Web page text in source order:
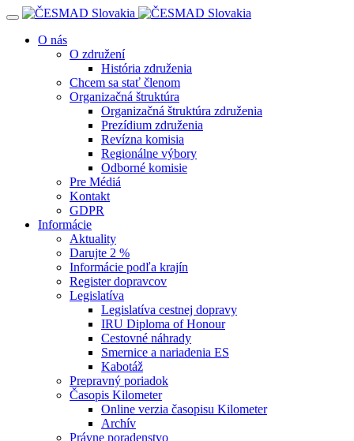
Navigácia
O nás
O združení
História združenia
Chcem sa stať členom
Organizačná štruktúra
Organizačná štruktúra združenia
Prezídium združenia
Revízna komisia
Regionálne výbory
Odborné komisie
Pre Médiá
Kontakt
GDPR
Informácie
Aktuality
Darujte 2 %
Informácie podľa krajín
Register dopravcov
Legislatíva
Legislatíva cestnej dopravy
IRU Diploma of Honour
Cestovné náhrady
Smernice a nariadenia ES
Kabotáž
Prepravný poriadok
Časopis Kilometer
Online verzia časopisu Kilometer
Archív
Právne poradenstvo